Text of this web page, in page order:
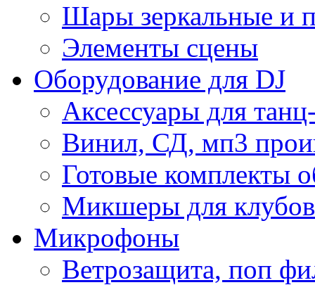
Шары зеркальные и
Элементы сцены
Оборудование для DJ
Аксессуары для
Винил, СД, мп3
Готовые комплекты
Микшеры для клубов
Микрофоны
Ветрозащита, поп